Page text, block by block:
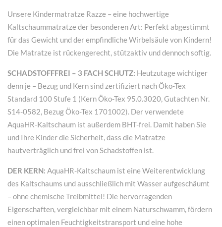
Unsere Kindermatratze Razze – eine hochwertige
Kaltschaummatratze der besonderen Art: Perfekt abgestimmt
für das Gewicht und der empfindliche Wirbelsäule von Kindern!
Die Matratze ist rückengerecht, stützaktiv und dennoch softig.
SCHADSTOFFFREI – 3 FACH SCHUTZ: Heutzutage wichtiger
denn je – Bezug und Kern sind zertifiziert nach Öko-Tex
Standard 100 Stufe 1 (Kern Öko-Tex 95.0.3020, Gutachten Nr.
S14-0582, Bezug Öko-Tex 1701002). Der verwendete
AquaHR-Kaltschaum ist außerdem BHT-frei. Damit haben Sie
und Ihre Kinder die Sicherheit, dass die Matratze
hautverträglich und frei von Schadstoffen ist.
DER KERN: AquaHR-Kaltschaum ist eine Weiterentwicklung
des Kaltschaums und ausschließlich mit Wasser aufgeschäumt
– ohne chemische Treibmittel! Die hervorragenden
Eigenschaften, vergleichbar mit einem Naturschwamm, fördern
einen optimalen Feuchtigkeitstransport und eine hohe